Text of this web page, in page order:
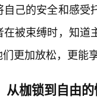
己的安全和感
被束缚时，知
更加放松，更能
从枷锁到自由